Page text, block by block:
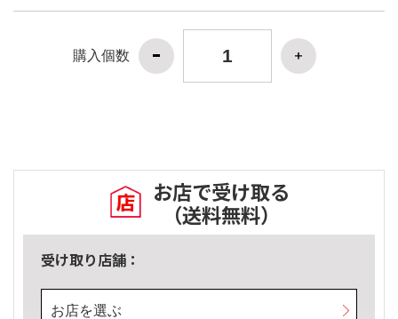
購入個数
お店で受け取る
（送料無料）
受け取り店舗：
お店を選ぶ